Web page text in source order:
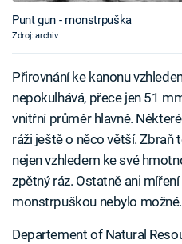
Punt gun - monstrpuška
Zdroj: archiv
Přirovnání ke kanonu
nepokulhává, přece jen 51
vnitřní průměr hlavně.
ráži ještě o něco větší. Zbraň
nejen vzhledem ke své
zpětný ráz. Ostatně ani
monstrpuškou nebylo možné.
Departement of Natural